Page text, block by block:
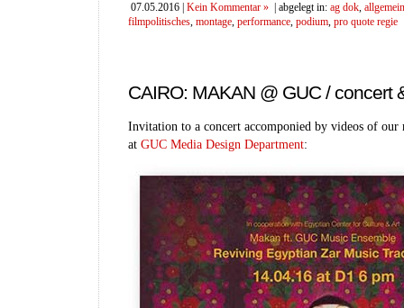
07.05.2016 | Kein Kommentar » | abgelegt in: ag dok, allgemein
filmpolitisches, montage, performance, podium, pro quote regie
CAIRO: MAKAN @ GUC / concert
Invitation to a concert accomponied by videos of our
at GUC Media Design Department: